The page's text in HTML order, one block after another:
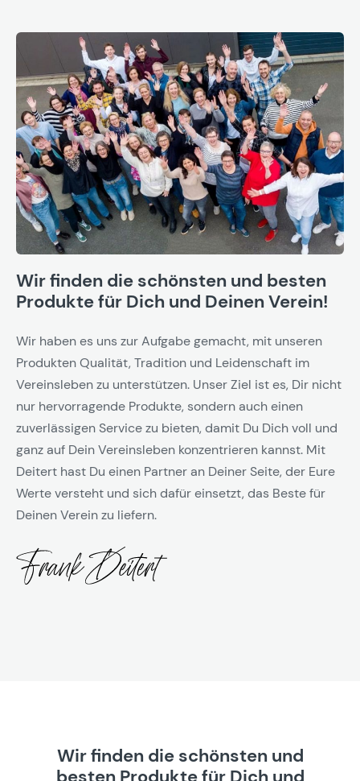
Wir finden die schönsten und besten
Produkte für Dich und Deinen Verein!
Wir haben es uns zur Aufgabe gemacht, mit unseren
Produkten Qualität, Tradition und Leidenschaft im
Vereinsleben zu unterstützen. Unser Ziel ist es, Dir nicht
nur hervorragende Produkte, sondern auch einen
zuverlässigen Service zu bieten, damit Du Dich voll und
ganz auf Dein Vereinsleben konzentrieren kannst. Mit
Deitert hast Du einen Partner an Deiner Seite, der Eure
Werte versteht und sich dafür einsetzt, das Beste für
Deinen Verein zu liefern.
Wir finden die schönsten und